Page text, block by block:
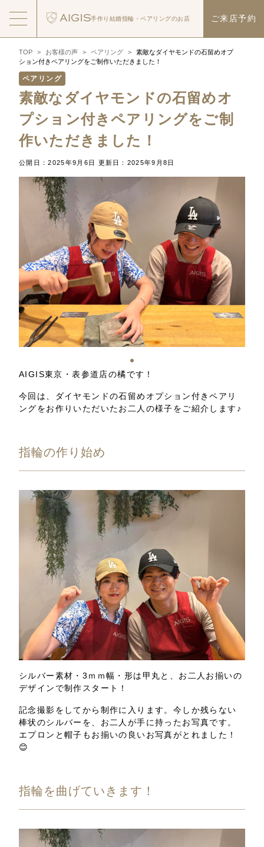
手作り結婚指輪・ ペアリングのお店 ご来店予約
TOP > お客様の声 > ペアリング >
素敵なダイヤモンドの石留めオプ
ション付きペアリングをご制作いただきました！
ペアリング
素敵なダイヤモンドの石留めオ
プション付きペアリングをご制
作いただきました！
公開日：2025年9月6日 更新日：2025年9月8日
AIGIS東京・表参道店の橘です！
今回は、ダイヤモンドの石留めオプション付きペアリ
ングをお作りいただいたお二人の様子をご紹介します♪
指輪の作り始め
シルバー素材・3ｍｍ幅・形は甲丸と、お二人お揃いの
デザインで制作スタート！
記念撮影をしてから制作に入ります。今しか残らない
棒状のシルバーを、お二人が手に持ったお写真です。
エプロンと帽子もお揃いの良いお写真がとれました！
😊
指輪を曲げていきます！